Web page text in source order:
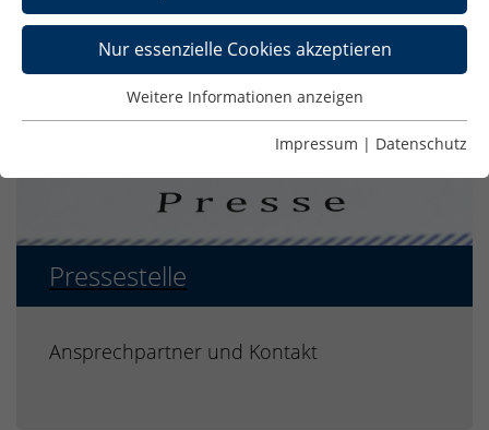
Nur essenzielle Cookies akzeptieren
Weitere Informationen anzeigen
Impressum | Datenschutz
Recherche zu unterstützen.
Pressestelle
Ansprechpartner und Kontakt